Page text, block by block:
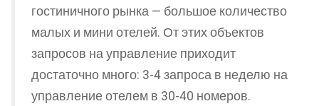
гостиничного рынка — большое количество
малых и мини отелей. От этих объектов
запросов на управление приходит
достаточно много: 3-4 запроса в неделю на
управление отелем в 30-40 номеров.